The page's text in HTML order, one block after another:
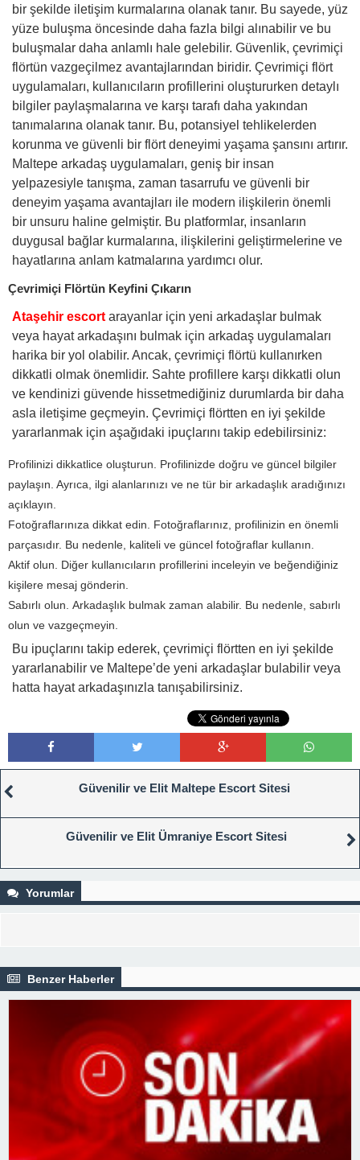
bir şekilde iletişim kurmalarına olanak tanır. Bu sayede, yüz
yüze buluşma öncesinde daha fazla bilgi alınabilir ve bu
buluşmalar daha anlamlı hale gelebilir. Güvenlik, çevrimiçi
flörtün vazgeçilmez avantajlarından biridir. Çevrimiçi flört
uygulamaları, kullanıcıların profillerini oluştururken detaylı
bilgiler paylaşmalarına ve karşı tarafı daha yakından
tanımalarına olanak tanır. Bu, potansiyel tehlikelerden
korunma ve güvenli bir flört deneyimi yaşama şansını artırır.
Maltepe arkadaş uygulamaları, geniş bir insan
yelpazesiyle tanışma, zaman tasarrufu ve güvenli bir
deneyim yaşama avantajları ile modern ilişkilerin önemli
bir unsuru haline gelmiştir. Bu platformlar, insanların
duygusal bağlar kurmalarına, ilişkilerini geliştirmelerine ve
hayatlarına anlam katmalarına yardımcı olur.
Çevrimiçi Flörtün Keyfini Çıkarın
Ataşehir escort arayanlar için yeni arkadaşlar bulmak
veya hayat arkadaşını bulmak için arkadaş uygulamaları
harika bir yol olabilir. Ancak, çevrimiçi flörtü kullanırken
dikkatli olmak önemlidir. Sahte profillere karşı dikkatli olun
ve kendinizi güvende hissetmediğiniz durumlarda bir daha
asla iletişime geçmeyin. Çevrimiçi flörtten en iyi şekilde
yararlanmak için aşağıdaki ipuçlarını takip edebilirsiniz:
Profilinizi dikkatlice oluşturun. Profilinizde doğru ve güncel bilgiler
paylaşın. Ayrıca, ilgi alanlarınızı ve ne tür bir arkadaşlık aradığınızı
açıklayın.
Fotoğraflarınıza dikkat edin. Fotoğraflarınız, profilinizin en önemli
parçasıdır. Bu nedenle, kaliteli ve güncel fotoğraflar kullanın.
Aktif olun. Diğer kullanıcıların profillerini inceleyin ve beğendiğiniz
kişilere mesaj gönderin.
Sabırlı olun. Arkadaşlık bulmak zaman alabilir. Bu nedenle, sabırlı
olun ve vazgeçmeyin.
Bu ipuçlarını takip ederek, çevrimiçi flörtten en iyi şekilde
yararlanabilir ve Maltepe’de yeni arkadaşlar bulabilir veya
hatta hayat arkadaşınızla tanışabilirsiniz.
Güvenilir ve Elit Maltepe Escort Sitesi
Güvenilir ve Elit Ümraniye Escort Sitesi
Yorumlar
Benzer Haberler